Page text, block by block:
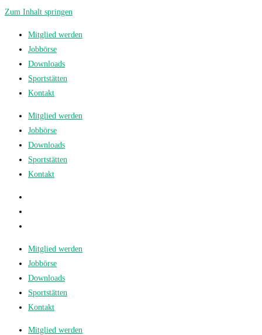
Zum Inhalt springen
Mitglied werden
Jobbörse
Downloads
Sportstätten
Kontakt
Mitglied werden
Jobbörse
Downloads
Sportstätten
Kontakt
Mitglied werden
Jobbörse
Downloads
Sportstätten
Kontakt
Mitglied werden